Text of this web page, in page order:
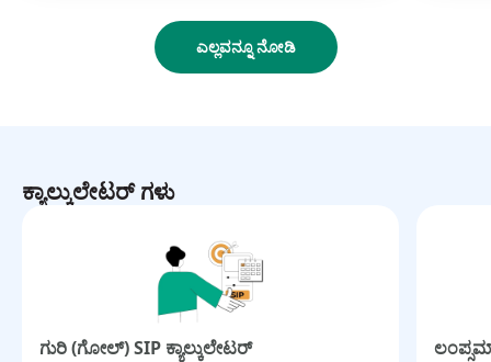
ಎಲ್ಲವನ್ನೂ ನೋಡಿ
ಕ್ಯಾಲ್ಕುಲೇಟರ್ ಗಳು
ಗುರಿ (ಗೋಲ್) SIP ಕ್ಯಾಲ್ಕುಲೇಟರ್